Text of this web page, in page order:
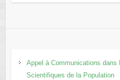
Appel à Communications dans
Scientifiques de la Population